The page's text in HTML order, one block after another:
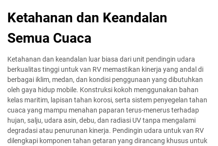
Ketahanan dan Keandalan
Semua Cuaca
Ketahanan dan keandalan luar biasa dari unit pendingin udara
berkualitas tinggi untuk van RV memastikan kinerja yang andal di
berbagai iklim, medan, dan kondisi penggunaan yang dibutuhkan
oleh gaya hidup mobile. Konstruksi kokoh menggunakan bahan
kelas maritim, lapisan tahan korosi, serta sistem penyegelan tahan
cuaca yang mampu menahan paparan terus-menerus terhadap
hujan, salju, udara asin, debu, dan radiasi UV tanpa mengalami
degradasi atau penurunan kinerja. Pendingin udara untuk van RV
dilengkapi komponen tahan getaran yang dirancang khusus untuk